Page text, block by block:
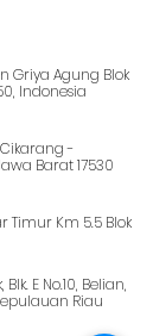
Griya Agung Blok
Indonesia
-
Barat 17530
Timur Km 5.5 Blok
E No.10, Belian,
Riau